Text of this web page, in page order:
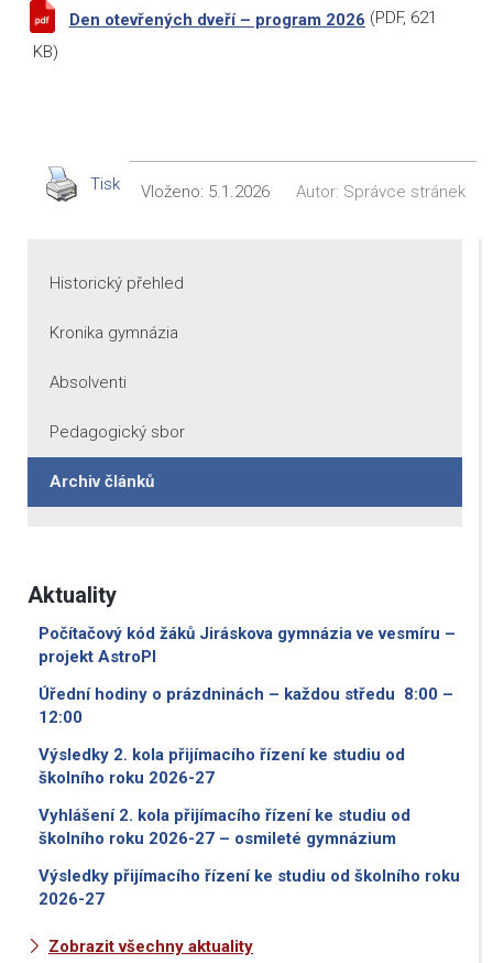
Den otevřených dveří – program 2026 (PDF, 621
KB)
Tisk Vloženo: 5.1.2026 Autor: Správce stránek
Historický přehled
Kronika gymnázia
Absolventi
Pedagogický sbor
Archiv článků
Aktuality
Počítačový kód žáků Jiráskova gymnázia ve vesmíru –
projekt AstroPI
Úřední hodiny o prázdninách – každou středu 8:00 –
12:00
Výsledky 2. kola přijímacího řízení ke studiu od
školního roku 2026-27
Vyhlášení 2. kola přijímacího řízení ke studiu od
školního roku 2026-27 – osmileté gymnázium
Výsledky přijímacího řízení ke studiu od školního roku
2026-27
Zobrazit všechny aktuality